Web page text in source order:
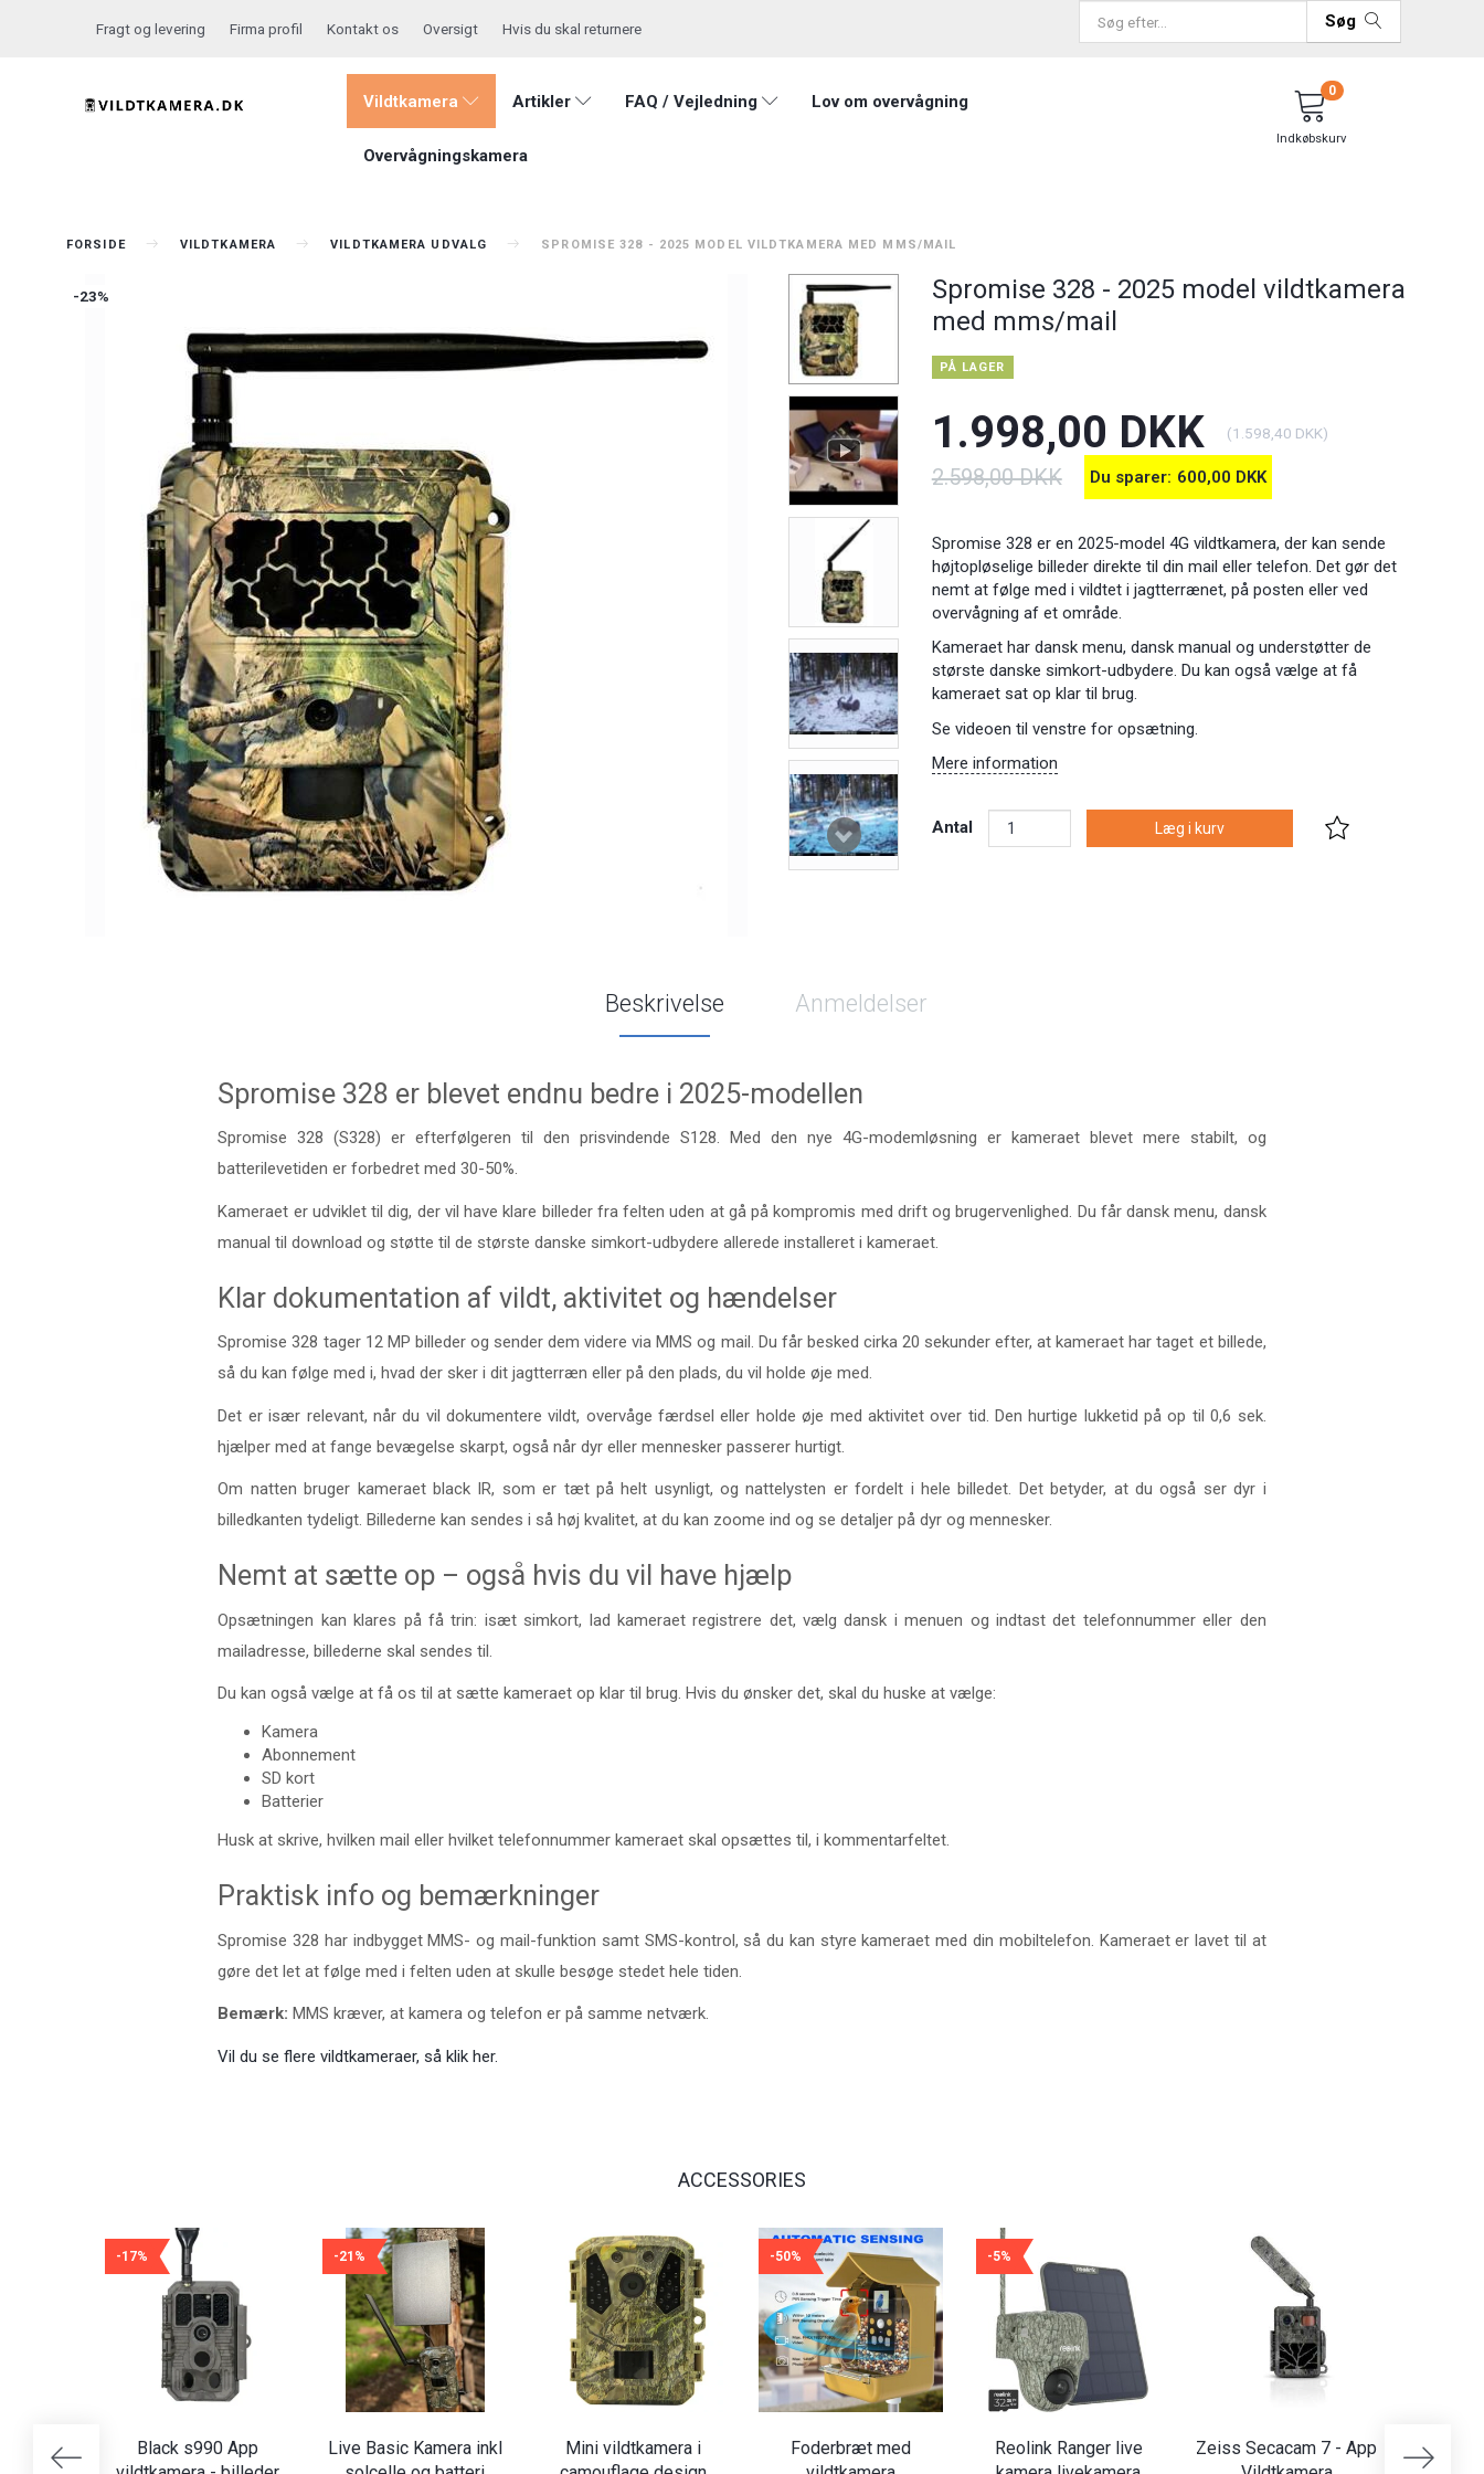
Søg
Fragt og levering Firma profil Kontakt os Oversigt Hvis du skal returnere
Vildtkamera Artikler FAQ / Vejledning Lov om overvågning
Overvågningskamera
Indkøbskurv
0
FORSIDE VILDTKAMERA VILDTKAMERA UDVALG SPROMISE 328 - 2025 MODEL VILDTKAMERA MED MMS/MAIL
-23%
Spromise 328 - 2025 model vildtkamera
med mms/mail
PÅ LAGER
1.998,00 DKK (1.598,40 DKK)
2.598,00 DKK Du sparer: 600,00 DKK
Spromise 328 er en 2025-model 4G vildtkamera, der kan sende
højtopløselige billeder direkte til din mail eller telefon. Det gør det
nemt at følge med i vildtet i jagtterrænet, på posten eller ved
overvågning af et område.
Kameraet har dansk menu, dansk manual og understøtter de
største danske simkort-udbydere. Du kan også vælge at få
kameraet sat op klar til brug.
Se videoen til venstre for opsætning.
Mere information
Antal Læg i kurv
Beskrivelse Anmeldelser
Spromise 328 er blevet endnu bedre i 2025-modellen
Spromise 328 (S328) er efterfølgeren til den prisvindende S128. Med den nye 4G-modemløsning er kameraet blevet mere stabilt, og
batterilevetiden er forbedret med 30-50%.
Kameraet er udviklet til dig, der vil have klare billeder fra felten uden at gå på kompromis med drift og brugervenlighed. Du får dansk menu, dansk
manual til download og støtte til de største danske simkort-udbydere allerede installeret i kameraet.
Klar dokumentation af vildt, aktivitet og hændelser
Spromise 328 tager 12 MP billeder og sender dem videre via MMS og mail. Du får besked cirka 20 sekunder efter, at kameraet har taget et billede,
så du kan følge med i, hvad der sker i dit jagtterræn eller på den plads, du vil holde øje med.
Det er især relevant, når du vil dokumentere vildt, overvåge færdsel eller holde øje med aktivitet over tid. Den hurtige lukketid på op til 0,6 sek.
hjælper med at fange bevægelse skarpt, også når dyr eller mennesker passerer hurtigt.
Om natten bruger kameraet black IR, som er tæt på helt usynligt, og nattelysten er fordelt i hele billedet. Det betyder, at du også ser dyr i
billedkanten tydeligt. Billederne kan sendes i så høj kvalitet, at du kan zoome ind og se detaljer på dyr og mennesker.
Nemt at sætte op – også hvis du vil have hjælp
Opsætningen kan klares på få trin: isæt simkort, lad kameraet registrere det, vælg dansk i menuen og indtast det telefonnummer eller den
mailadresse, billederne skal sendes til.
Du kan også vælge at få os til at sætte kameraet op klar til brug. Hvis du ønsker det, skal du huske at vælge:
Kamera
Abonnement
SD kort
Batterier
Husk at skrive, hvilken mail eller hvilket telefonnummer kameraet skal opsættes til, i kommentarfeltet.
Praktisk info og bemærkninger
Spromise 328 har indbygget MMS- og mail-funktion samt SMS-kontrol, så du kan styre kameraet med din mobiltelefon. Kameraet er lavet til at
gøre det let at følge med i felten uden at skulle besøge stedet hele tiden.
Bemærk: MMS kræver, at kamera og telefon er på samme netværk.
Vil du se flere vildtkameraer, så klik her.
ACCESSORIES
-17%
Black s990 App
-21%
Live Basic Kamera inkl
Mini vildtkamera i
-50%
Foderbræt med
-5%
Reolink Ranger live
Zeiss Secacam 7 - App